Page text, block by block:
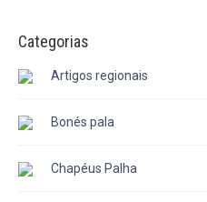
Categorias
Artigos regionais
Bonés pala
Chapéus Palha